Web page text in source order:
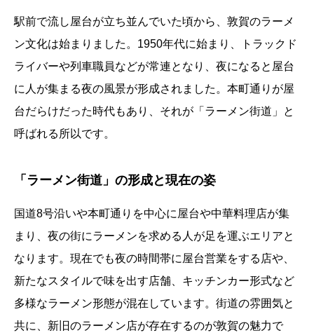
駅前で流し屋台が立ち並んでいた頃から、敦賀のラーメ
ン文化は始まりました。1950年代に始まり、トラックド
ライバーや列車職員などが常連となり、夜になると屋台
に人が集まる夜の風景が形成されました。本町通りが屋
台だらけだった時代もあり、それが「ラーメン街道」と
呼ばれる所以です。
「ラーメン街道」の形成と現在の姿
国道8号沿いや本町通りを中心に屋台や中華料理店が集
まり、夜の街にラーメンを求める人が足を運ぶエリアと
なります。現在でも夜の時間帯に屋台営業をする店や、
新たなスタイルで味を出す店舗、キッチンカー形式など
多様なラーメン形態が混在しています。街道の雰囲気と
共に、新旧のラーメン店が存在するのが敦賀の魅力で